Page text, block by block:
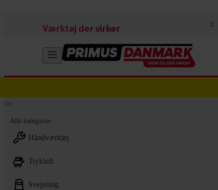
Værktøj der virker
Alle kategorier
håndværktøj
trykluft
svejsning